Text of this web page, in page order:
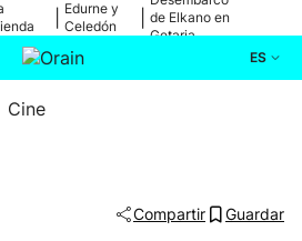
Bilbao
Edurne y
Celedón
de Elkano en
Getaria
ES
Actualidad
Cine
Compartir Guardar